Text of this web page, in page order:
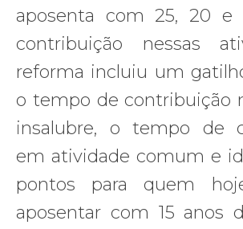
aposenta com 25, 20 e
contribuição nessas
reforma incluiu um
o tempo de contribuição
insalubre, o tempo de
em atividade comum e
pontos para quem
aposentar com 15 anos